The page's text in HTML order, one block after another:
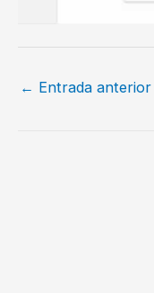
← Entrada anterior